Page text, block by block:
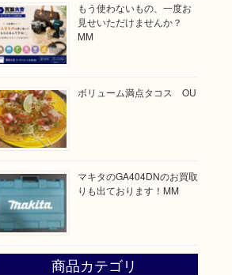
もう使わないもの、一度お
見せいただけませんか？
MM
ボリューム満点タコス OU
マキタのGA404DNのお買取
りも出ております！MM
商品カテゴリ